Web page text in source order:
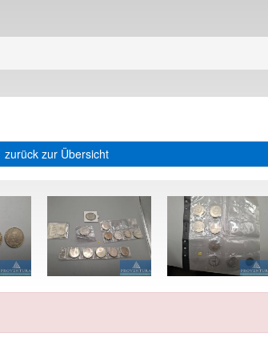
zurück zur Übersicht